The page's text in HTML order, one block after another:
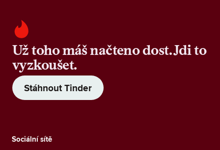
Už toho máš načteno dost. Jdi to
vyzkoušet.
Stáhnout Tinder
Sociální sítě